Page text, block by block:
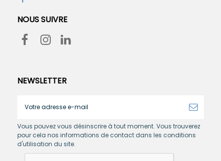
NOUS SUIVRE
NEWSLETTER
Vous pouvez vous désinscrire à tout moment. Vous trouverez
pour cela nos informations de contact dans les conditions
d'utilisation du site.